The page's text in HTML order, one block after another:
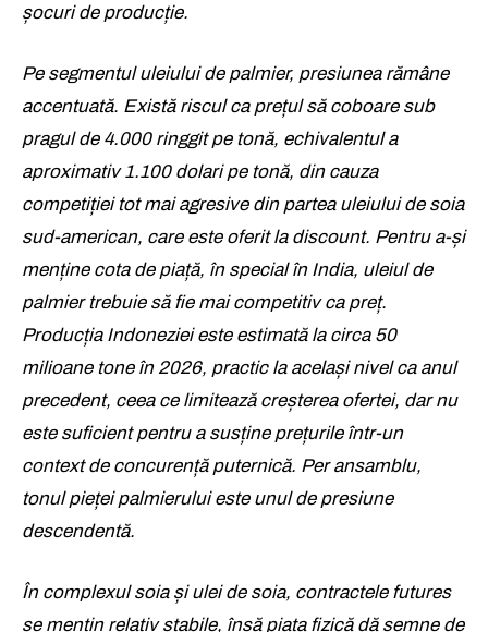
șocuri de producție.
Pe segmentul uleiului de palmier, presiunea rămâne
accentuată. Există riscul ca prețul să coboare sub
pragul de 4.000 ringgit pe tonă, echivalentul a
aproximativ 1.100 dolari pe tonă, din cauza
competiției tot mai agresive din partea uleiului de soia
sud-american, care este oferit la discount. Pentru a-și
menține cota de piață, în special în India, uleiul de
palmier trebuie să fie mai competitiv ca preț.
Producția Indoneziei este estimată la circa 50
milioane tone în 2026, practic la același nivel ca anul
precedent, ceea ce limitează creșterea ofertei, dar nu
este suficient pentru a susține prețurile într-un
context de concurență puternică. Per ansamblu,
tonul pieței palmierului este unul de presiune
descendentă.
În complexul soia și ulei de soia, contractele futures
se mențin relativ stabile, însă piața fizică dă semne de